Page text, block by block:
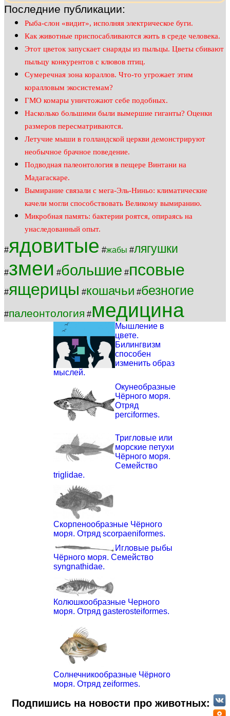
Последние публикации:
Рыба-слон «видит», исполняя электрическое буги.
Как животные приспосабливаются жить в среде человека.
Этот цветок запускает снаряды из пыльцы. Цветы сбивают
пыльцу конкурентов с клювов птиц.
Сумеречная зона кораллов. Что-то угрожает этим
коралловым экосистемам?
ГМО комары уничтожают себе подобных.
Насколько большими были вымершие гиганты? Оценки
размеров пересматриваются.
Летучие мыши в голландской церкви демонстрируют
необычное брачное поведение.
Подводная палеонтология в пещере Винтани на
Мадагаскаре.
Вымирание связали с мега-Эль-Ниньо: климатические
качели могли способствовать Великому вымиранию.
Микробная память: бактерии роятся, опираясь на
унаследованный опыт.
#ядовитые #жабы #лягушки
#змеи #большие #псовые
#ящерицы #кошачьи #безногие
#палеонтология #медицина
Мышление в
цвете.
Билингвизм
способен
изменить образ
мыслей.
Окунеобразные
Чёрного моря.
Отряд
perciformes.
Тригловые или
морские петухи
Чёрного моря.
Семейство
triglidae.
Скорпенообразные Чёрного
моря. Отряд scorpaeniformes.
Игловые рыбы
Чёрного моря. Семейство
syngnathidae.
Колюшкообразные Черного
моря. Отряд gasterosteiformes.
Солнечникообразные Чёрного
моря. Отряд zeiformes.
Подпишись на новости про животных: